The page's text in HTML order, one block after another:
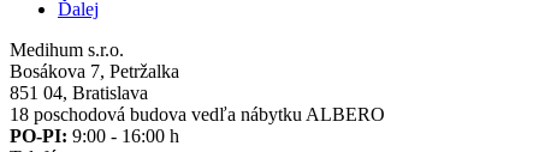
Ďalšia
Ďalej
Medihum s.r.o.
Bosákova 7, Petržalka
851 04, Bratislava
18 poschodová budova vedľa nábytku ALBERO
PO-PI: 9:00 - 16:00 h